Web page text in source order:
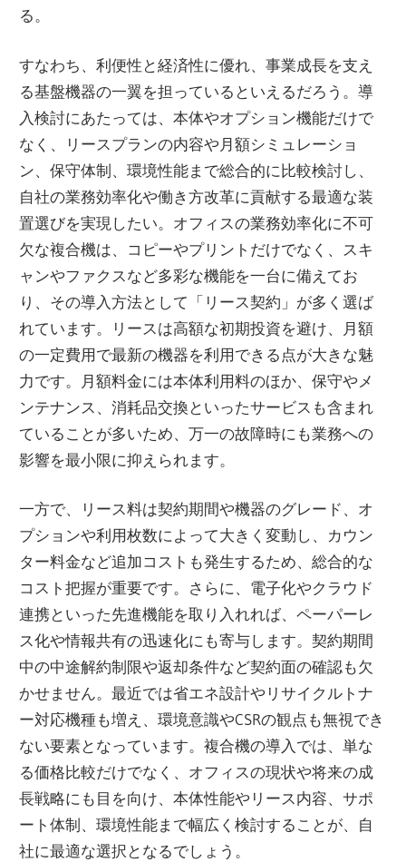
る。
すなわち、利便性と経済性に優れ、事業成長を支え
る基盤機器の一翼を担っているといえるだろう。導
入検討にあたっては、本体やオプション機能だけで
なく、リースプランの内容や月額シミュレーショ
ン、保守体制、環境性能まで総合的に比較検討し、
自社の業務効率化や働き方改革に貢献する最適な装
置選びを実現したい。オフィスの業務効率化に不可
欠な複合機は、コピーやプリントだけでなく、スキ
ャンやファクスなど多彩な機能を一台に備えてお
り、その導入方法として「リース契約」が多く選ば
れています。リースは高額な初期投資を避け、月額
の一定費用で最新の機器を利用できる点が大きな魅
力です。月額料金には本体利用料のほか、保守やメ
ンテナンス、消耗品交換といったサービスも含まれ
ていることが多いため、万一の故障時にも業務への
影響を最小限に抑えられます。
一方で、リース料は契約期間や機器のグレード、オ
プションや利用枚数によって大きく変動し、カウン
ター料金など追加コストも発生するため、総合的な
コスト把握が重要です。さらに、電子化やクラウド
連携といった先進機能を取り入れれば、ペーパーレ
ス化や情報共有の迅速化にも寄与します。契約期間
中の中途解約制限や返却条件など契約面の確認も欠
かせません。最近では省エネ設計やリサイクルトナ
ー対応機種も増え、環境意識やCSRの観点も無視でき
ない要素となっています。複合機の導入では、単な
る価格比較だけでなく、オフィスの現状や将来の成
長戦略にも目を向け、本体性能やリース内容、サポ
ート体制、環境性能まで幅広く検討することが、自
社に最適な選択となるでしょう。